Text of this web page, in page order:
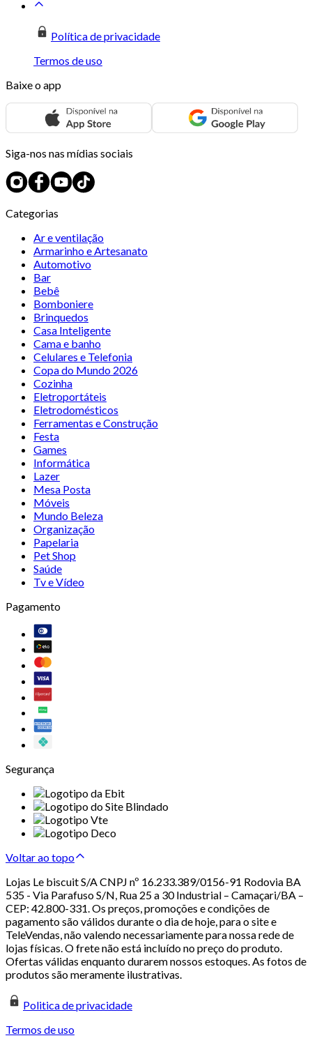
Política de privacidade
Termos de uso
Baixe o app
Siga-nos nas mídias sociais
Categorias
Ar e ventilação
Armarinho e Artesanato
Automotivo
Bar
Bebê
Bomboniere
Brinquedos
Casa Inteligente
Cama e banho
Celulares e Telefonia
Copa do Mundo 2026
Cozinha
Eletroportáteis
Eletrodomésticos
Ferramentas e Construção
Festa
Games
Informática
Lazer
Mesa Posta
Móveis
Mundo Beleza
Organização
Papelaria
Pet Shop
Saúde
Tv e Vídeo
Pagamento
Segurança
Voltar ao topo
Lojas Le biscuit S/A CNPJ nº 16.233.389/0156-91 Rodovia BA
535 - Via Parafuso S/N, Rua 25 a 30 Industrial – Camaçari/BA –
CEP: 42.800-331. Os preços, promoções e condições de
pagamento são válidos durante o dia de hoje, para o site e
TeleVendas, não valendo necessariamente para nossa rede de
lojas físicas. O frete não está incluído no preço do produto.
Ofertas válidas enquanto durarem nossos estoques. As fotos de
produtos são meramente ilustrativas.
Politica de privacidade
Termos de uso